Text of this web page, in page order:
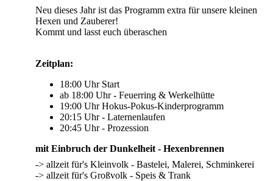
Neu dieses Jahr ist das Programm extra für unsere kleinen
Hexen und Zauberer!
Kommt und lasst euch überaschen
Zeitplan:
18:00 Uhr Start
ab 18:00 Uhr - Feuerring & Werkelhütte
19:00 Uhr Hokus-Pokus-Kinderprogramm
20:15 Uhr - Laternenlaufen
20:45 Uhr - Prozession
mit Einbruch der Dunkelheit - Hexenbrennen
-> allzeit für's Kleinvolk - Bastelei, Malerei, Schminkerei
-> allzeit für's Großvolk - Speis & Trank